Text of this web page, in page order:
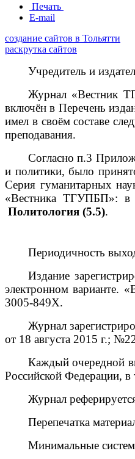
Печать
E-mail
создание сайтов в Тольятти
раскрутка сайтов
Учредитель и
Журнал «Вестник
включён в Перечень
имел в своём составе
преподавания.
Согласно п.3
и политики, было
Серия гуманитарных
«Вестника ТГУПБП»: в
Политология (5.5).
Периодичность
Издание
электронном варианте.
3005-849Х.
Журнал
от 18 августа 2015 г.;
Каждый очередной
Российской Федерации,
Журнал
Перепечатка
Минимальные